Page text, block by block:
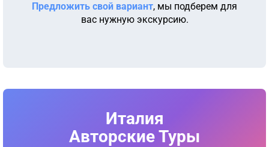
Предложить свой вариант, мы подберем для
вас нужную экскурсию.
Италия
Авторские Туры